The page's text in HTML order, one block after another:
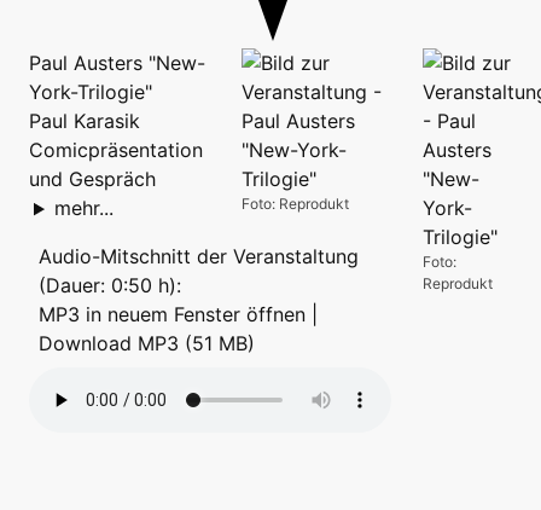
Foto:
Reprodukt
Foto: Reprodukt
Paul Austers "New-
York-Trilogie"
Paul Karasik
Comicpräsentation
und Gespräch
mehr...
Audio-Mitschnitt der Veranstaltung
(Dauer: 0:50 h):
MP3 in neuem Fenster öffnen
Download MP3 (51 MB)